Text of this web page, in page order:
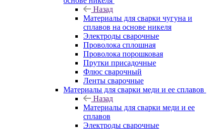
Назад
Материалы для сварки чугуна и
сплавов на основе никеля
Электроды сварочные
Проволока сплошная
Проволока порошковая
Прутки присадочные
Флюс сварочный
Ленты сварочные
Материалы для сварки меди и ее сплавов
Назад
Материалы для сварки меди и ее
сплавов
Электроды сварочные